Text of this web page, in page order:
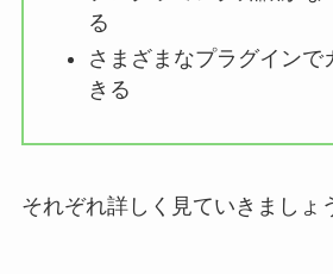
る
さまざまなプラグインで
きる
それぞれ詳しく見ていきましょ